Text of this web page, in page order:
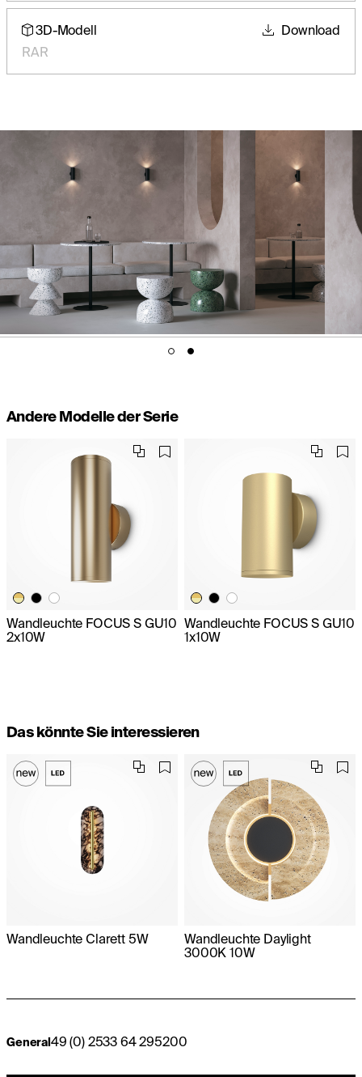
3D-Modell
RAR
Download
Andere Modelle der Serie
Wandleuchte FOCUS S GU10
2x10W
Wandleuchte FOCUS S GU10
1x10W
Das könnte Sie interessieren
Wandleuchte Clarett 5W
Wandleuchte Daylight
3000K 10W
General49 (0) 2533 64 295200